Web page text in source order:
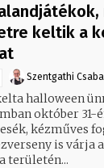
keltik a
Szentgathi Csaba
halloween
október 31-
kézműves
is várja
területén...